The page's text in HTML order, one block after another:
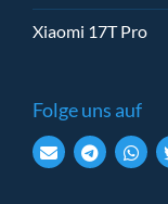
Xiaomi 17T Pro
Folge uns auf